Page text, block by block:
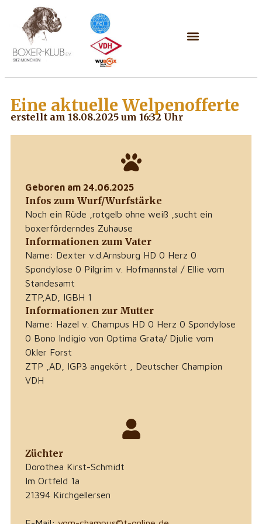
Eine aktuelle Welpenofferte
erstellt am 18.08.2025 um 16:32 Uhr
Geboren am 24.06.2025
Infos zum Wurf/Wurfstärke
Noch ein Rüde ,rotgelb ohne weiß ,sucht ein
boxerförderndes Zuhause
Informationen zum Vater
Name: Dexter v.d.Arnsburg HD 0 Herz 0
Spondylose 0 Pilgrim v. Hofmannstal / Ellie vom
Standesamt
ZTP,AD, IGBH 1
Informationen zur Mutter
Name: Hazel v. Champus HD 0 Herz 0 Spondylose
0 Bono Indigio von Optima Grata/ Djulie vom
Okler Forst
ZTP ,AD, IGP3 angekört , Deutscher Champion
VDH
Züchter
Dorothea Kirst-Schmidt
Im Ortfeld 1a
21394 Kirchgellersen